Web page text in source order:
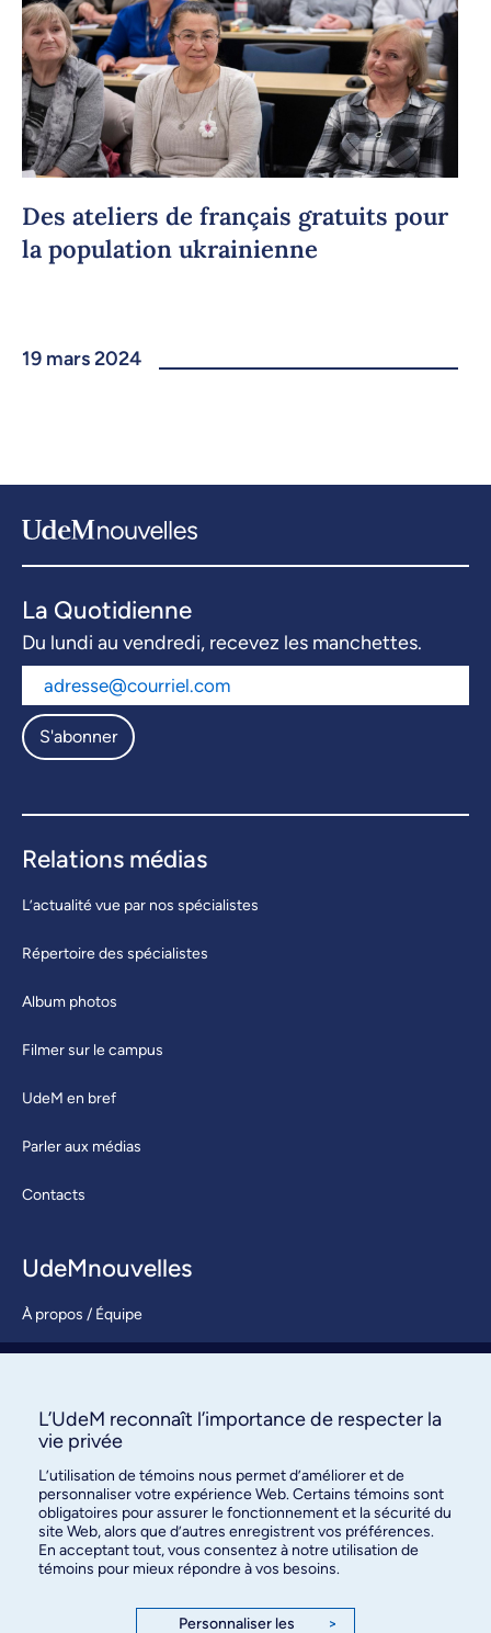
Des ateliers de français gratuits pour
la population ukrainienne
19 mars 2024
La Quotidienne
Du lundi au vendredi, recevez les manchettes.
S'abonner
Relations médias
L’actualité vue par nos spécialistes
Répertoire des spécialistes
Album photos
Filmer sur le campus
UdeM en bref
Parler aux médias
Contacts
UdeMnouvelles
À propos / Équipe
S’abonner
des relations publiques
L’UdeM reconnaît l’importance de respecter la
vie privée
L’utilisation de témoins nous permet d’améliorer et de
personnaliser votre expérience Web. Certains témoins sont
obligatoires pour assurer le fonctionnement et la sécurité du
site Web, alors que d’autres enregistrent vos préférences.
En acceptant tout, vous consentez à notre utilisation de
témoins pour mieux répondre à vos besoins.
Personnaliser les >